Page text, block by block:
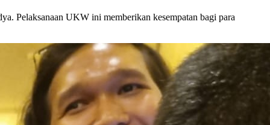
Pelaksanaan UKW ini memberikan kesempatan bagi para